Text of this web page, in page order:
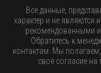
Все данные,
характер и не
рекомендованными и
Обратитесь к
контактам. Мы
своё согласие